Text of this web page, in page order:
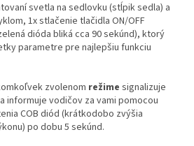
svetla na sedlovku (stĺpik sedla) a
1x stlačenie tlačidla ON/OFF
dióda bliká cca 90 sekúnd), ktorý
parametre pre najlepšiu funkciu
zvolenom režime signalizuje
informuje vodičov za vami pomocou
COB diód (krátkodobo zvýšia
po dobu 5 sekúnd.